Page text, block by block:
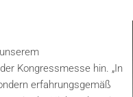
Kongressmesse hin. „In
erfahrungsgemäß